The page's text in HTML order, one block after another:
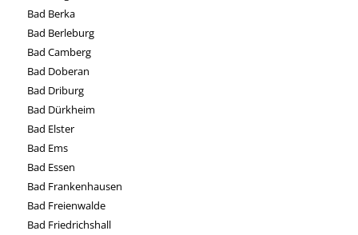
Bad Berka
Bad Berleburg
Bad Camberg
Bad Doberan
Bad Driburg
Bad Dürkheim
Bad Elster
Bad Ems
Bad Essen
Bad Frankenhausen
Bad Freienwalde
Bad Friedrichshall